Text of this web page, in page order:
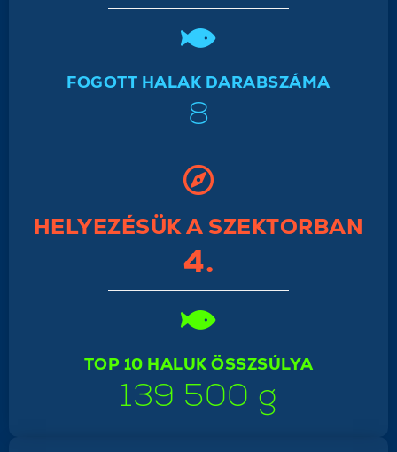
FOGOTT HALAK DARABSZÁMA
8
HELYEZÉSÜK A SZEKTORBAN
4.
TOP 10 HALUK ÖSSZSÚLYA
139 500 g